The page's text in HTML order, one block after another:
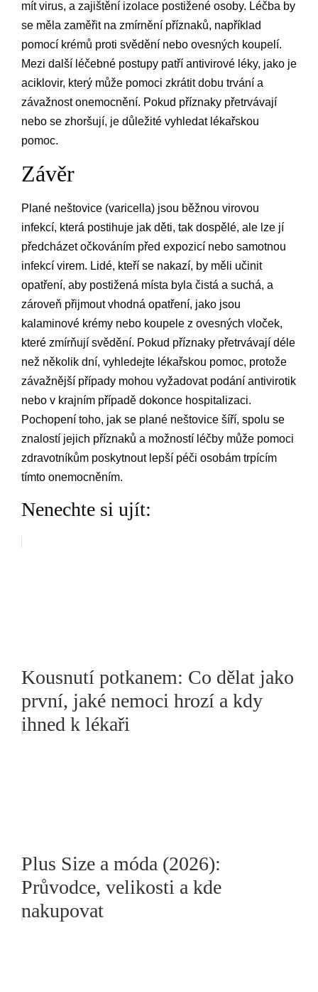
mít virus, a zajištění izolace postižené osoby. Léčba by
se měla zaměřit na zmírnění příznaků, například
pomocí krémů proti svědění nebo ovesných koupelí.
Mezi další léčebné postupy patří antivirové léky, jako je
aciklovir, který může pomoci zkrátit dobu trvání a
závažnost onemocnění. Pokud příznaky přetrvávají
nebo se zhoršují, je důležité vyhledat lékařskou
pomoc.
Závěr
Plané neštovice (varicella) jsou běžnou virovou
infekcí, která postihuje jak děti, tak dospělé, ale lze jí
předcházet očkováním před expozicí nebo samotnou
infekcí virem. Lidé, kteří se nakazí, by měli učinit
opatření, aby postižená místa byla čistá a suchá, a
zároveň přijmout vhodná opatření, jako jsou
kalaminové krémy nebo koupele z ovesných vloček,
které zmírňují svědění. Pokud příznaky přetrvávají déle
než několik dní, vyhledejte lékařskou pomoc, protože
závažnější případy mohou vyžadovat podání antivirotik
nebo v krajním případě dokonce hospitalizaci.
Pochopení toho, jak se plané neštovice šíří, spolu se
znalostí jejich příznaků a možností léčby může pomoci
zdravotníkům poskytnout lepší péči osobám trpícím
tímto onemocněním.
Nenechte si ujít:
Kousnutí potkanem: Co dělat jako
první, jaké nemoci hrozí a kdy
ihned k lékaři
Plus Size a móda (2026):
Průvodce, velikosti a kde
nakupovat